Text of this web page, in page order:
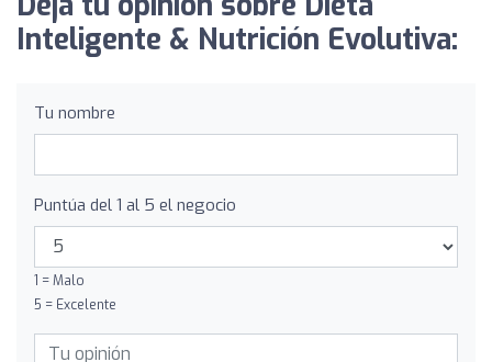
Inteligente & Nutrición Evolutiva:
Tu nombre
Puntúa del 1 al 5 el negocio
1 = Malo
5 = Excelente